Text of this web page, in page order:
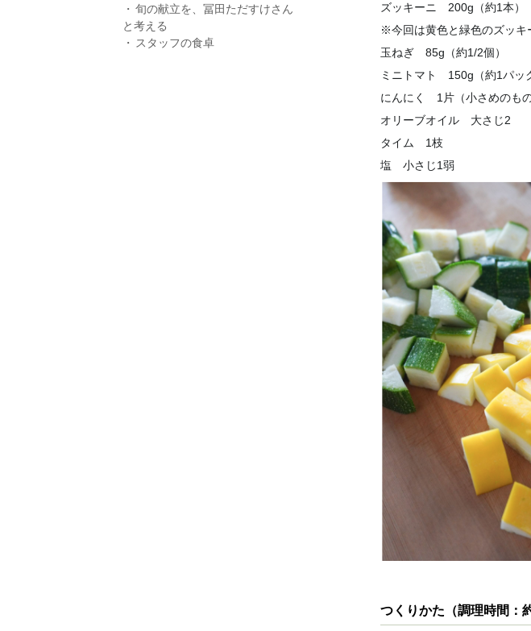
ズッキーニ 200g（約1本）
※今回は黄色と緑色のズッキ
玉ねぎ 85g（約1/2個）
ミニトマト 150g（約1パッ
にんにく 1片（小さめのもの
オリーブオイル 大さじ2
タイム 1枝
塩 小さじ1弱
つくりかた（調理時間：
旬の献立を、冨田ただすけさん
と考える
スタッフの食卓